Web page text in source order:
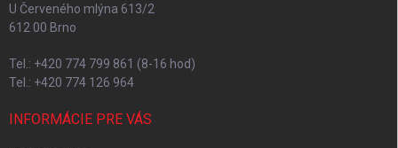
U Červeného mlýna 613/2
612 00 Brno
Tel.: +420 774 799 861 (8-16 hod)
Tel.: +420 774 126 964
INFORMÁCIE PRE VÁS